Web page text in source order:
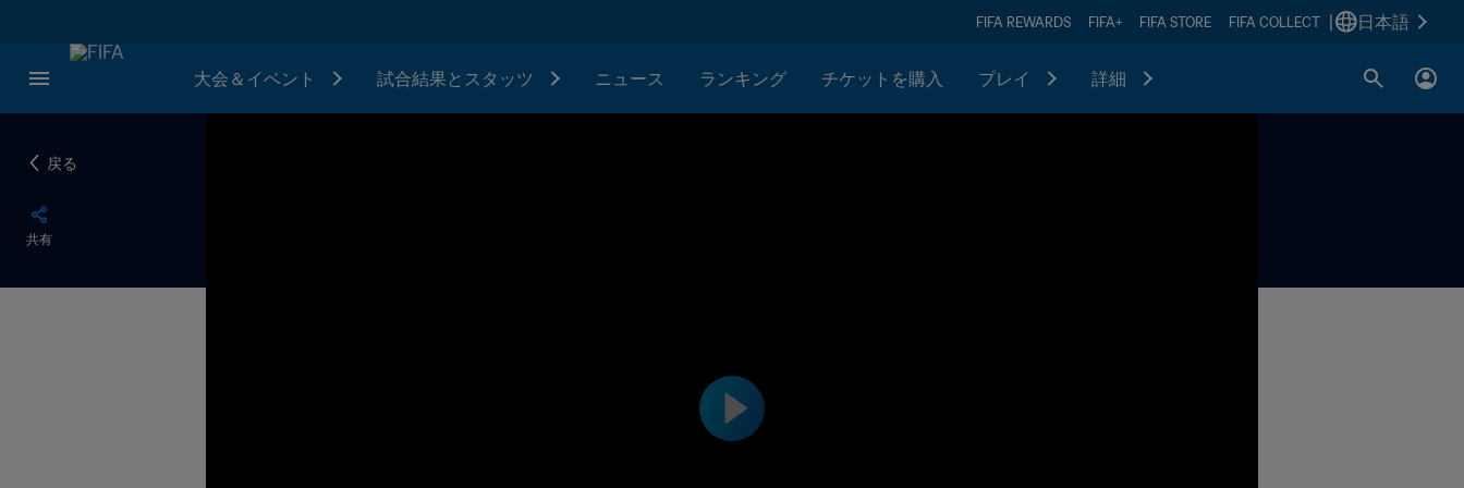
FIFA REWARDS FIFA+ FIFA STORE FIFA COLLECT 日本語
大会＆イベント 試合結果とスタッツ ニュース ランキング チケットを購入 プレイ 詳細
戻る
共有